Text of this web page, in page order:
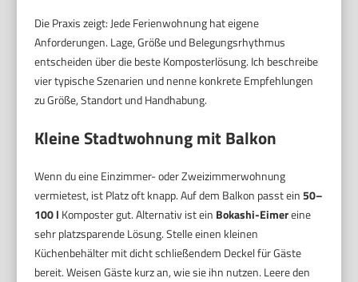
Die Praxis zeigt: Jede Ferienwohnung hat eigene
Anforderungen. Lage, Größe und Belegungsrhythmus
entscheiden über die beste Komposterlösung. Ich beschreibe
vier typische Szenarien und nenne konkrete Empfehlungen
zu Größe, Standort und Handhabung.
Kleine Stadtwohnung mit Balkon
Wenn du eine Einzimmer- oder Zweizimmerwohnung
vermietest, ist Platz oft knapp. Auf dem Balkon passt ein50–
100 l Komposter gut. Alternativ ist ein Bokashi-Eimereine
sehr platzsparende Lösung. Stelle einen kleinen
Küchenbehälter mit dicht schließendem Deckel für Gäste
bereit. Weisen Gäste kurz an, wie sie ihn nutzen. Leere den